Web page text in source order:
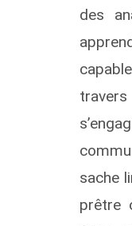
des
sache
prêtre